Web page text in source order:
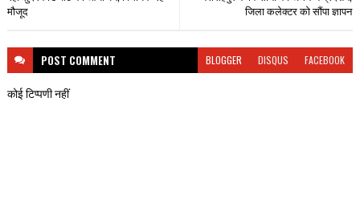
जिला कलेक्टर को सौंपा ज्ञापन
मौजूद
POST COMMENT BLOGGER DISQUS FACEBOOK
कोई टिप्पणी नहीं